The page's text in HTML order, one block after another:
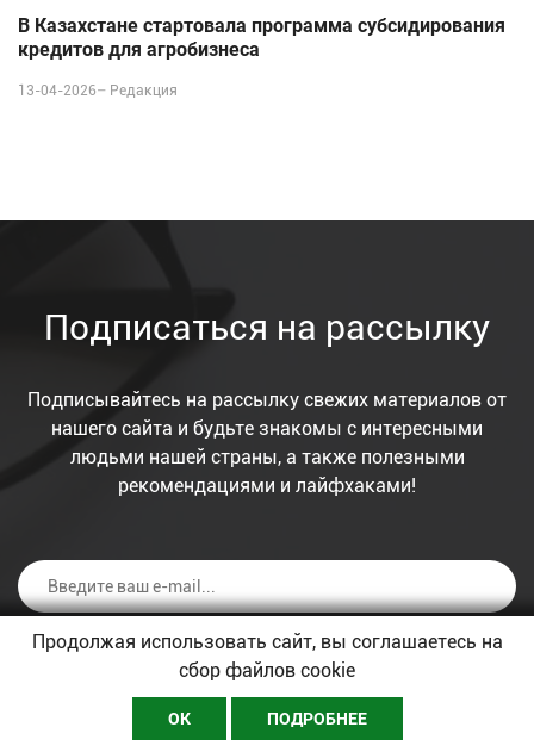
В Казахстане стартовала программа субсидирования
кредитов для агробизнеса
13-04-2026– Редакция
Подписаться на рассылку
Подписывайтесь на рассылку свежих материалов от
нашего сайта и будьте знакомы с интересными
людьми нашей страны, а также полезными
рекомендациями и лайфхаками!
ПОДПИСАТЬСЯ
Продолжая использовать сайт, вы соглашаетесь на
сбор файлов cookie
ОК ПОДРОБНЕЕ